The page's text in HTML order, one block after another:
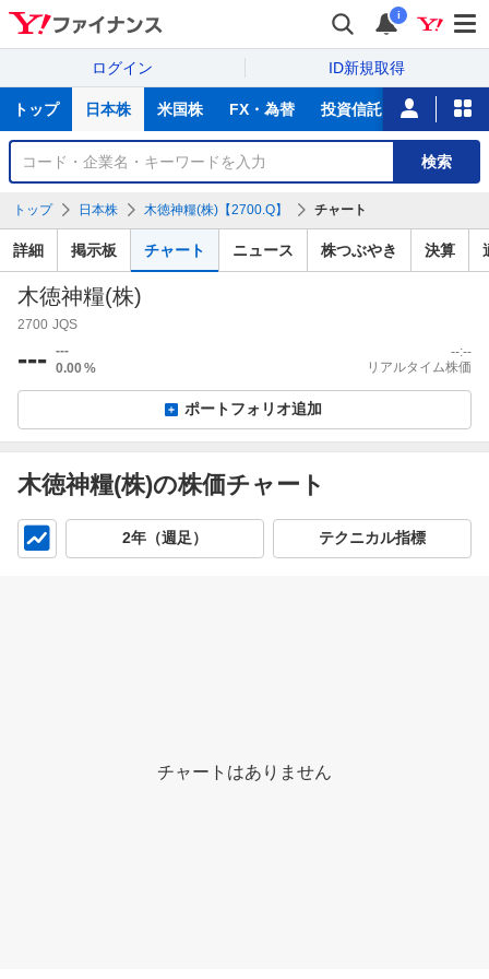
i
ログイン ID新規取得
サ
トップ 日本株 米国株 FX・為替 投資信託 ニュース
銘
検
索
検索
トップ 日本株 木徳神糧(株)【2700.Q】 チャート
詳細 掲示板 チャート ニュース 株つぶやき 決算
木徳神糧(株)
2700 JQS
--- ---
0.00%
--:--
リアルタイム株価
ポートフォリオ追加
木徳神糧(株)の株価チャート
2年（週足） テクニカル指標
チャートはありません